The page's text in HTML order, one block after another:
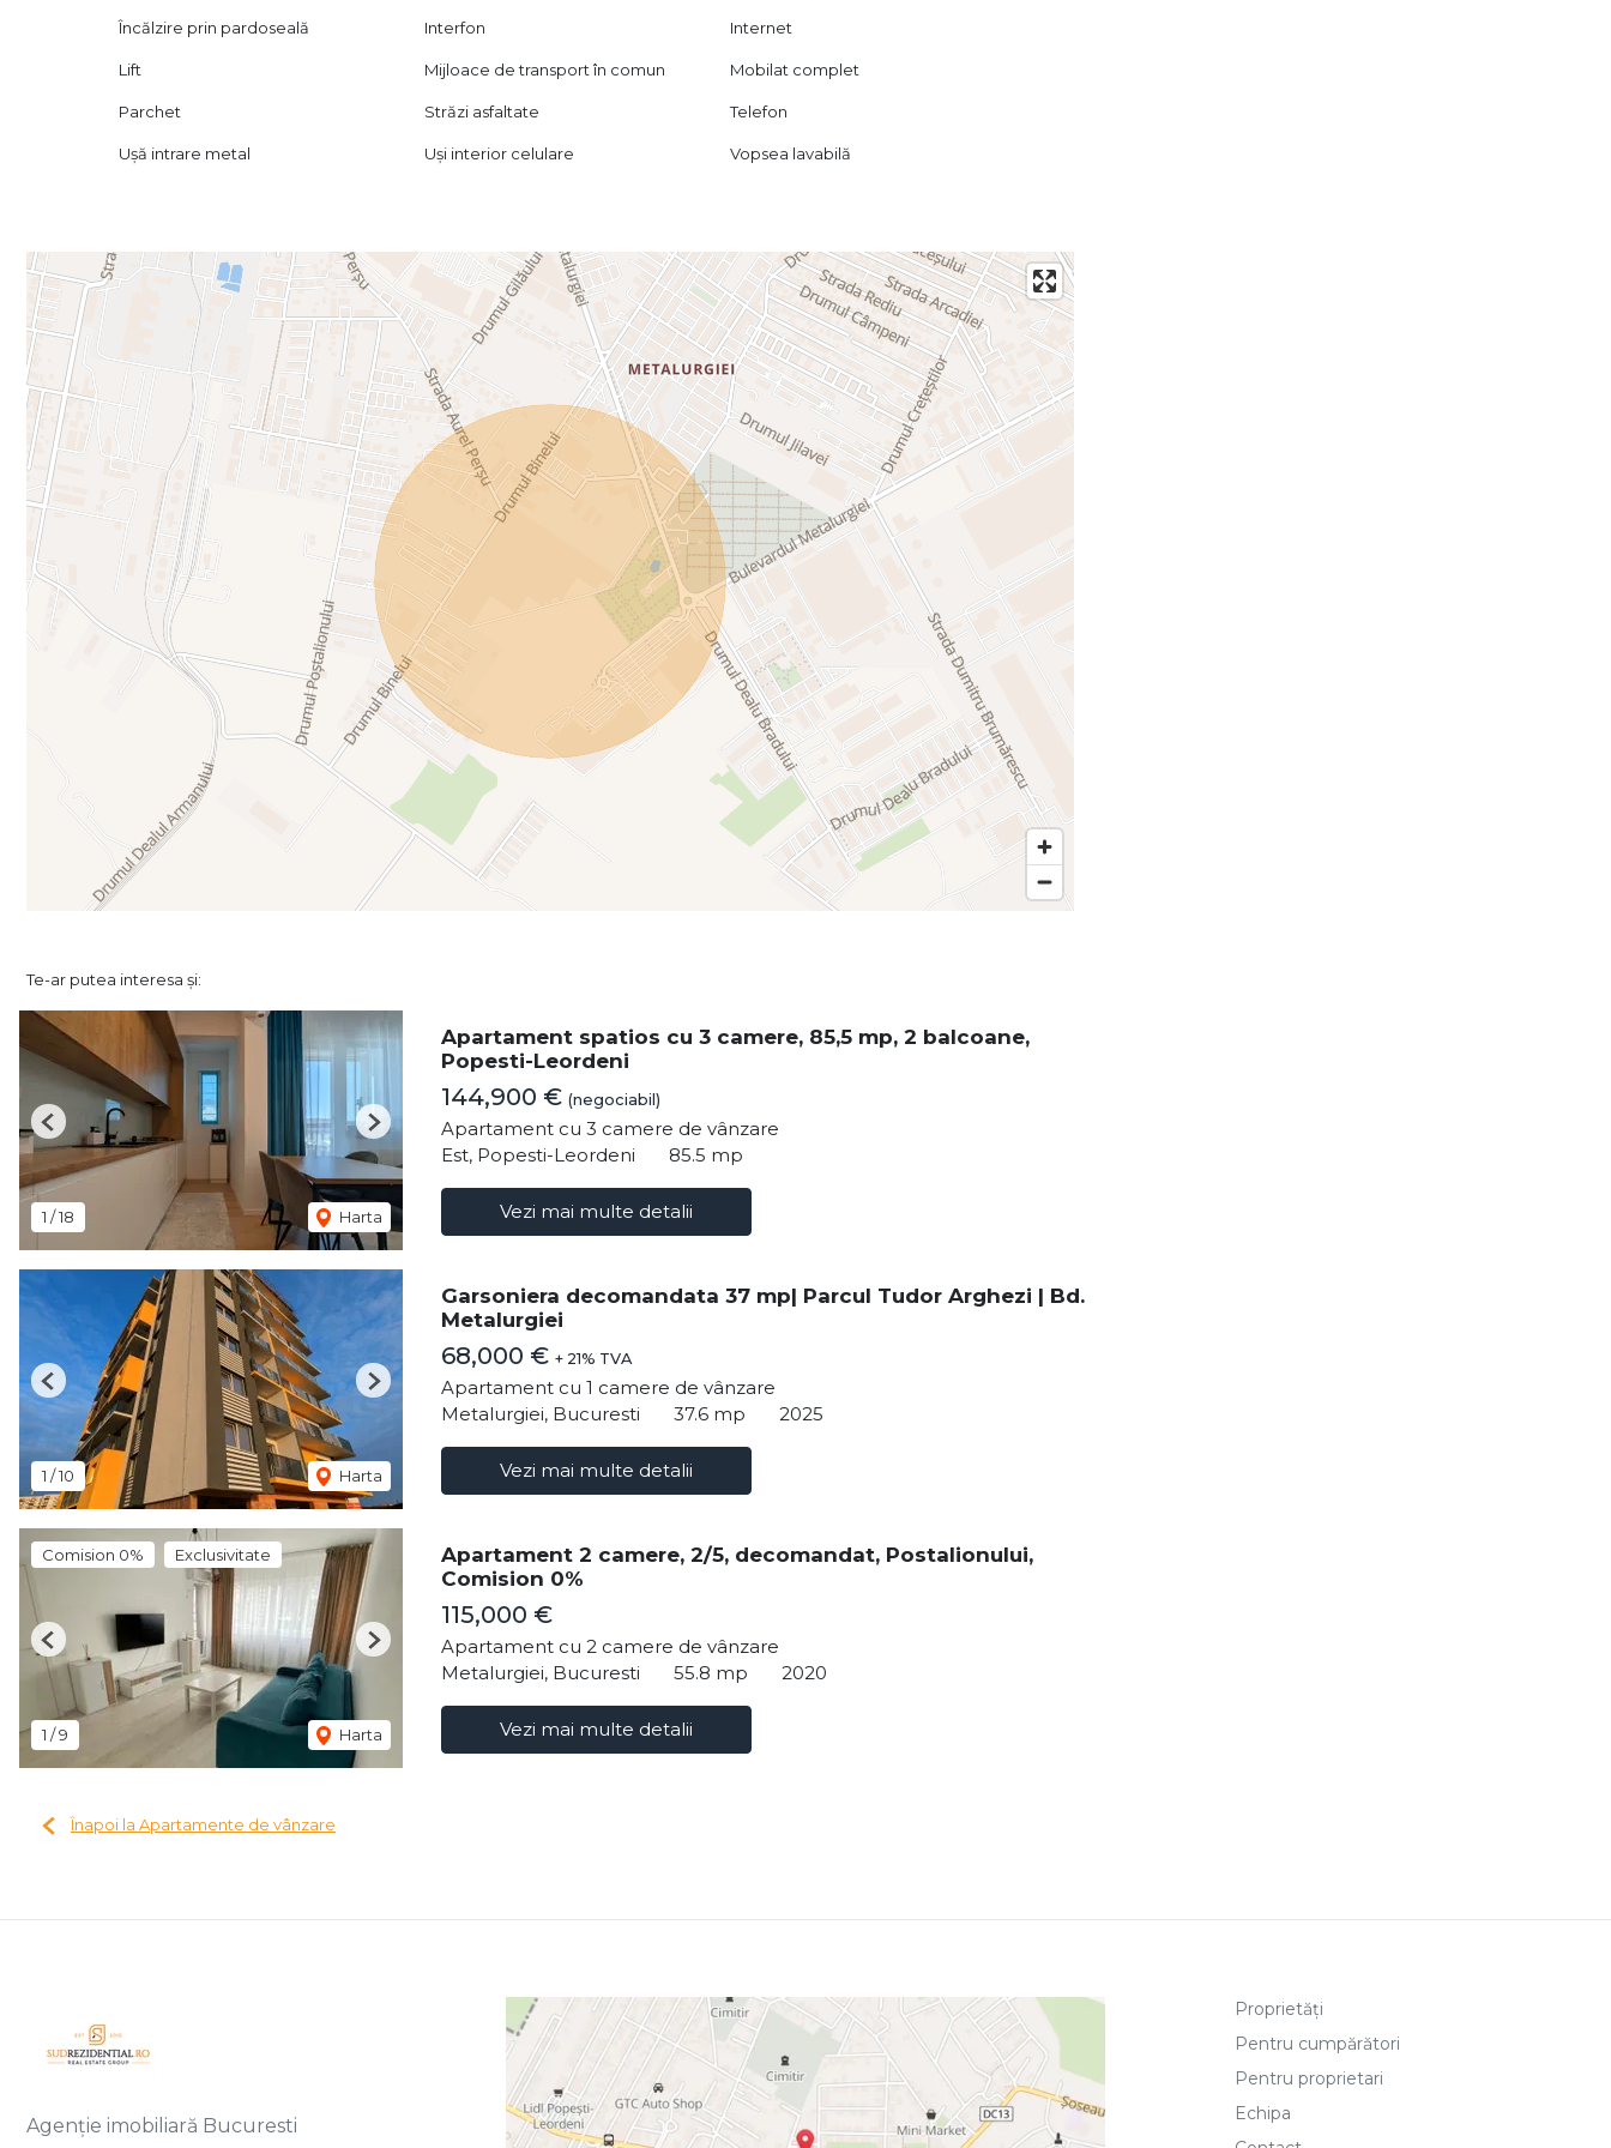
Încălzire prin pardoseală Interfon Internet
Lift Mijloace de transport în comun Mobilat complet
Parchet Străzi asfaltate Telefon
Ușă intrare metal Uși interior celulare Vopsea lavabilă
Te-ar putea interesa și:
1 /18 Harta
Previous Next
Apartament spatios cu 3 camere, 85,5 mp, 2 balcoane,
Popesti-Leordeni
144,900 € (negociabil)
Apartament cu 3 camere de vânzare
Est, Popesti-Leordeni
85.5 mp
Vezi mai multe detalii
1 /10 Harta
Previous Next
Garsoniera decomandata 37 mp| Parcul Tudor Arghezi | Bd.
Metalurgiei
68,000 € + 21% TVA
Apartament cu 1 camere de vânzare
Metalurgiei, Bucuresti
37.6 mp 2025
Vezi mai multe detalii
Comision 0% Exclusivitate
1 /9 Harta
Previous Next
Apartament 2 camere, 2/5, decomandat, Postalionului,
Comision 0%
115,000 €
Apartament cu 2 camere de vânzare
Metalurgiei, Bucuresti
55.8 mp 2020
Vezi mai multe detalii
Înapoi la Apartamente de vânzare
Agenție imobiliară Bucuresti
Proprietăți
Pentru cumpărători
Pentru proprietari
Echipa